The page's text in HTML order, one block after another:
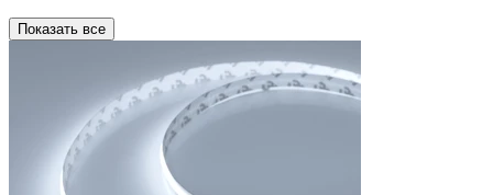
Показать все